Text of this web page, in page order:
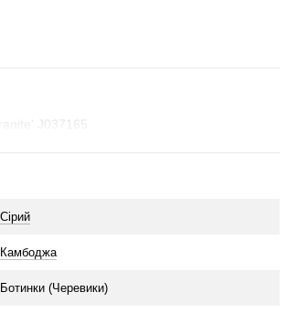
J037165
Сірий
Камбоджа
Ботинки (Черевики)